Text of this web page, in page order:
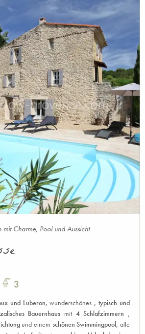
mit Charme, Pool und Aussicht
3
und Luberon, wunderschönes , typisch und
Bauernhaus mit 4 Schlafzimmern ,
und einem schönen Swimmingpool, alle